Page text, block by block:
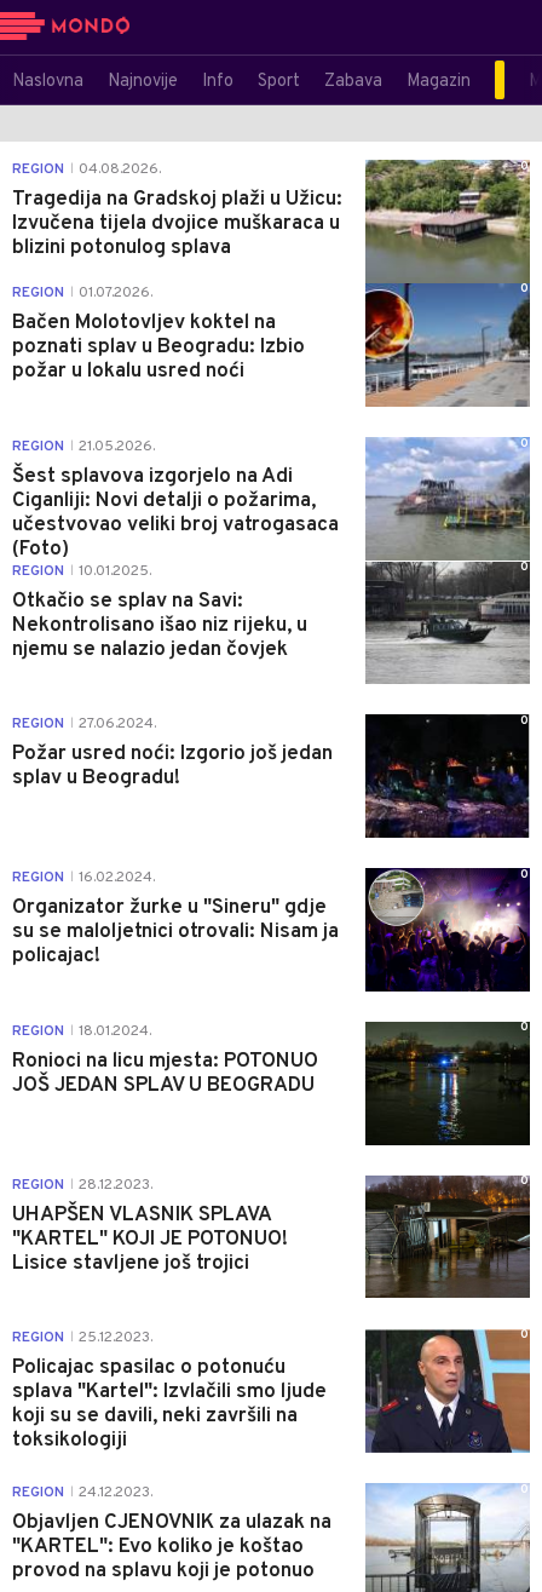
Naslovna Najnovije Info Sport Zabava Magazin
REGION 04.08.2026.
Tragedija na Gradskoj plaži u Užicu:
Izvučena tijela dvojice muškaraca u
blizini potonulog splava
0
REGION 01.07.2026.
Bačen Molotovljev koktel na
poznati splav u Beogradu: Izbio
požar u lokalu usred noći
0
REGION 21.05.2026.
Šest splavova izgorjelo na Adi
Ciganliji: Novi detalji o požarima,
učestvovao veliki broj vatrogasaca
(Foto)
0
REGION 10.01.2025.
Otkačio se splav na Savi:
Nekontrolisano išao niz rijeku, u
njemu se nalazio jedan čovjek
0
REGION 27.06.2024.
Požar usred noći: Izgorio još jedan
splav u Beogradu!
0
REGION 16.02.2024.
Organizator žurke u "Sineru" gdje
su se maloljetnici otrovali: Nisam ja
policajac!
0
REGION 18.01.2024.
Ronioci na licu mjesta: POTONUO
JOŠ JEDAN SPLAV U BEOGRADU
0
REGION 28.12.2023.
UHAPŠEN VLASNIK SPLAVA
"KARTEL" KOJI JE POTONUO!
Lisice stavljene još trojici
0
REGION 25.12.2023.
Policajac spasilac o potonuću
splava "Kartel": Izvlačili smo ljude
koji su se davili, neki završili na
toksikologiji
0
REGION 24.12.2023.
Objavljen CJENOVNIK za ulazak na
"KARTEL": Evo koliko je koštao
provod na splavu koji je potonuo
0